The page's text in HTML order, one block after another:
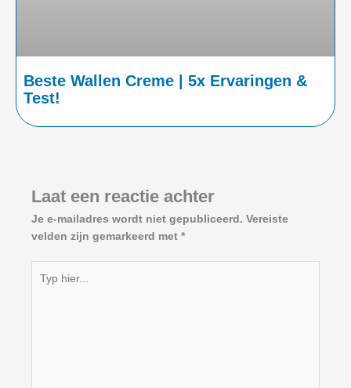
Beste Wallen Creme | 5x Ervaringen &
Test!
Laat een reactie achter
Je e-mailadres wordt niet gepubliceerd. Vereiste
velden zijn gemarkeerd met *
hier...